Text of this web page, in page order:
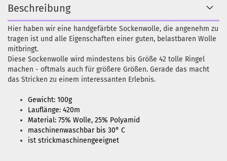
Beschreibung
Hier haben wir eine handgefärbte Sockenwolle, die angenehm zu
tragen ist und alle Eigenschaften einer guten, belastbaren Wolle
mitbringt.
Diese Sockenwolle wird mindestens bis Größe 42 tolle Ringel
machen - oftmals auch für größere Größen. Gerade das macht
das Stricken zu einem interessanten Erlebnis.
Gewicht: 100g
Lauflänge: 420m
Material: 75% Wolle, 25% Polyamid
maschinenwaschbar bis 30° C
ist strickmaschinengeeignet